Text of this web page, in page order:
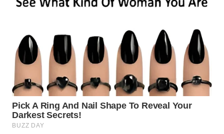
WN
CIREBON
WN
INDRAMAYU